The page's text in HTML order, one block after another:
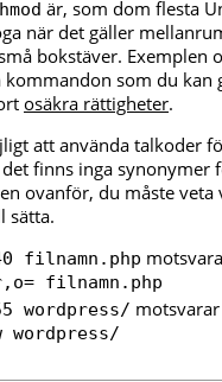
är, som dom flesta
när det gäller
bokstäver. Exemplen
som du kan
osäkra rättigheter.
att använda talkoder
finns inga synonymer
ovanför, du måste veta
sätta.
filnamn.php
filnamn.php
wordpress/ motsvarar
wordpress/